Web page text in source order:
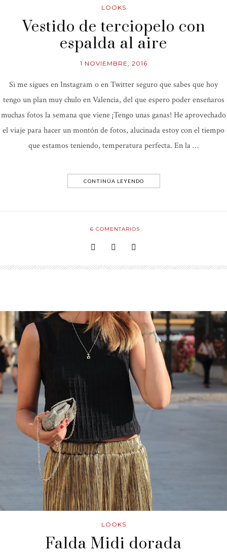
LOOKS
Vestido de terciopelo con
espalda al aire
1 NOVIEMBRE, 2016
Si me sigues en Instagram o en Twitter seguro que sabes que hoy
tengo un plan muy chulo en Valencia, del que espero poder enseñaros
muchas fotos la semana que viene ¡Tengo unas ganas! He aprovechado
el viaje para hacer un montón de fotos, alucinada estoy con el tiempo
que estamos teniendo, temperatura perfecta. En la …
CONTINÚA LEYENDO
6 COMENTARIOS
LOOKS
Falda Midi dorada